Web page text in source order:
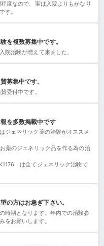
度なので、実は入院よりもかなり
す。
を複数募集中です。
院治験が増えて来ました。
募集中です。
受付中です。
を多数掲載中です
ジェネリック薬の治験がオススメ
薬のジェネリック品を作る為の治
は全てジェネリック治験で
の方はお急ぎ下さい。
時期となります。年内での治験参
をお願いします。